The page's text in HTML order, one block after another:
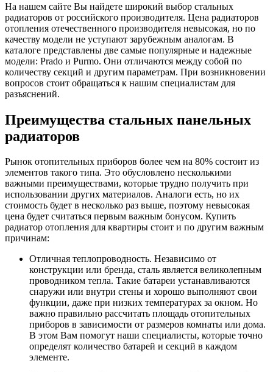
На нашем сайте Вы найдете широкий выбор стальных
радиаторов от российского производителя. Цена радиаторов
отопления отечественного производителя невысокая, но по
качеству модели не уступают зарубежным аналогам. В
каталоге представлены две самые популярные и надежные
модели: Prado и Purmo. Они отличаются между собой по
количеству секций и другим параметрам. При возникновении
вопросов стоит обращаться к нашим специалистам для
разъяснений.
Преимущества стальных панельных
радиаторов
Рынок отопительных приборов более чем на 80% состоит из
элементов такого типа. Это обусловлено несколькими
важными преимуществами, которые трудно получить при
использовании других материалов. Аналоги есть, но их
стоимость будет в несколько раз выше, поэтому невысокая
цена будет считаться первым важным бонусом. Купить
радиатор отопления для квартиры стоит и по другим важным
причинам:
Отличная теплопроводность. Независимо от
конструкции или бренда, сталь является великолепным
проводником тепла. Такие батареи устанавливаются
снаружи или внутри стены и хорошо выполняют свои
функции, даже при низких температурах за окном. Но
важно правильно рассчитать площадь отопительных
приборов в зависимости от размеров комнаты или дома.
В этом Вам помогут наши специалисты, которые точно
определят количество батарей и секций в каждом
элементе.